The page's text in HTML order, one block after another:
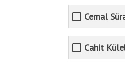
Cemal
Cahit